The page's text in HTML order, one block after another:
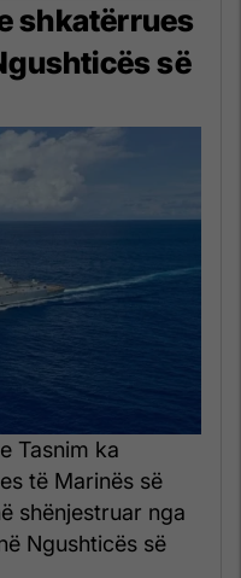
shkatërrues
së
Tasnim ka
të Marinës së
shënjestruar nga
Ngushticës së